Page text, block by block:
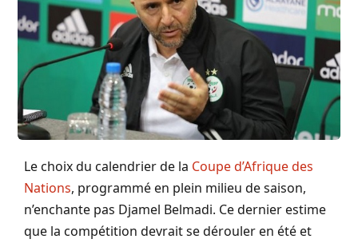
Le choix du calendrier de la Coupe d’Afrique des
Nations, programmé en plein milieu de saison,
n’enchante pas Djamel Belmadi. Ce dernier estime
que la compétition devrait se dérouler en été et